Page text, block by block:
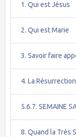
1. Qui est Jésus
2. Qui est Marie
3. Savoir faire
4. La
5.6.7. SEMAINE
8. Quand la Très